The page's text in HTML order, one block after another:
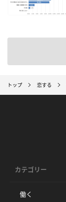
トップ 恋する
カテゴリー
働く